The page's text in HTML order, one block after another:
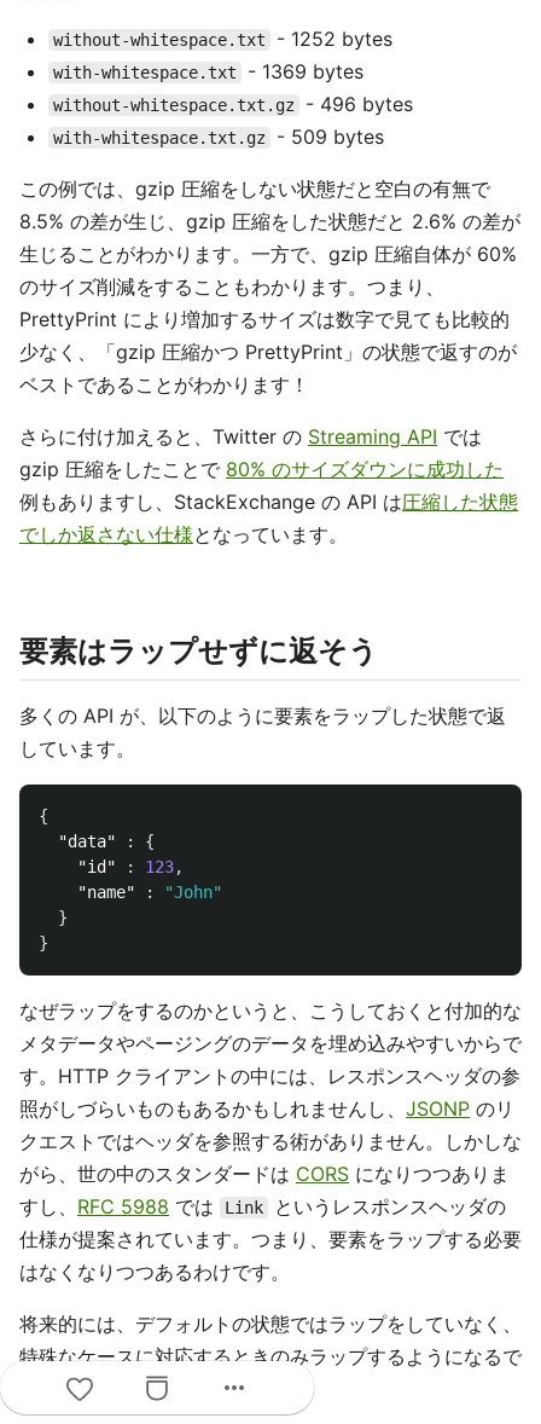
without-whitespace.txt - 1252 bytes
with-whitespace.txt - 1369 bytes
without-whitespace.txt.gz - 496 bytes
with-whitespace.txt.gz - 509 bytes
この例では、gzip 圧縮をしない状態だと空白の有無で
8.5% の差が生じ、gzip 圧縮をした状態だと 2.6% の差が
生じることがわかります。一方で、gzip 圧縮自体が 60%
のサイズ削減をすることもわかります。つまり、
PrettyPrint により増加するサイズは数字で見ても比較的
少なく、「gzip 圧縮かつ PrettyPrint」の状態で返すのが
ベストであることがわかります！
さらに付け加えると、Twitter の Streaming API では
gzip 圧縮をしたことで 80% のサイズダウンに成功した
例もありますし、StackExchange の API は圧縮した状態
でしか返さない仕様となっています。
要素はラップせずに返そう
多くの API が、以下のように要素をラップした状態で返
しています。
{
"data"
:
{
"id"
: 123,
"name"
:
"John"
}
}
なぜラップをするのかというと、こうしておくと付加的な
メタデータやページングのデータを埋め込みやすいからで
す。HTTP クライアントの中には、レスポンスヘッダの参
照がしづらいものもあるかもしれませんし、 JSONP のリ
クエストではヘッダを参照する術がありません。しかしな
がら、世の中のスタンダードは CORS になりつつありま
すし、 RFC 5988 では Link
というレスポンスヘッダの
仕様が提案されています。つまり、要素をラップする必要
はなくなりつつあるわけです。
将来的には、デフォルトの状態ではラップをしていなく、
特殊なケースに対応するときのみラップするようになるで
しょう。
more_horiz